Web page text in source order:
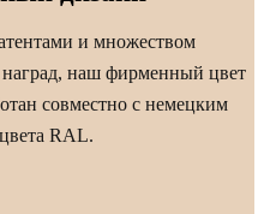
и множеством
наш фирменный цвет
совместно с немецким
RAL.